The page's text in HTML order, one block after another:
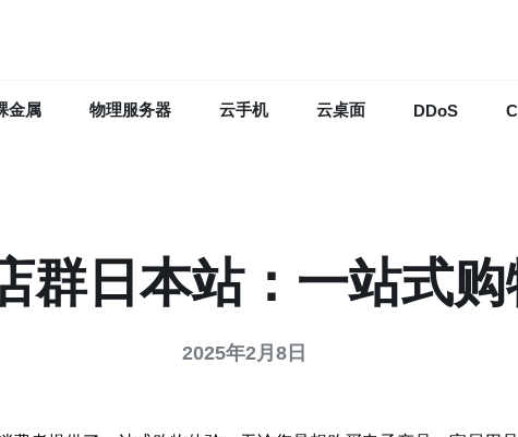
金属 物理服务器 云手机 云桌面 DDoS
群日本站：一站式
2025年2月8日